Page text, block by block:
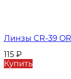
Линзы CR-39
115 ₽
Купить